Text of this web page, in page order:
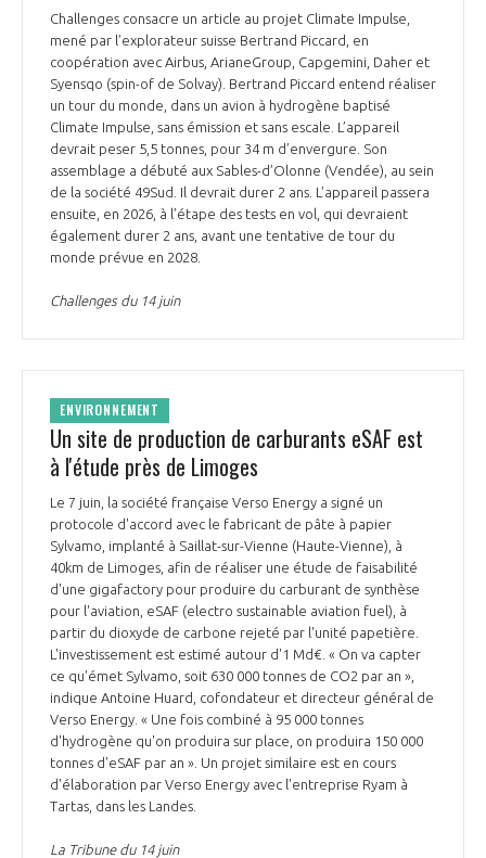
Challenges consacre un article au projet Climate Impulse,
mené par l’explorateur suisse Bertrand Piccard, en
coopération avec Airbus, ArianeGroup, Capgemini, Daher et
Syensqo (spin-of de Solvay). Bertrand Piccard entend réaliser
un tour du monde, dans un avion à hydrogène baptisé
Climate Impulse, sans émission et sans escale. L’appareil
devrait peser 5,5 tonnes, pour 34 m d’envergure. Son
assemblage a débuté aux Sables-d’Olonne (Vendée), au sein
de la société 49Sud. Il devrait durer 2 ans. L’appareil passera
ensuite, en 2026, à l’étape des tests en vol, qui devraient
également durer 2 ans, avant une tentative de tour du
monde prévue en 2028.
Challenges du 14 juin
ENVIRONNEMENT
Un site de production de carburants eSAF est
à l'étude près de Limoges
Le 7 juin, la société française Verso Energy a signé un
protocole d'accord avec le fabricant de pâte à papier
Sylvamo, implanté à Saillat-sur-Vienne (Haute-Vienne), à
40km de Limoges, afin de réaliser une étude de faisabilité
d'une gigafactory pour produire du carburant de synthèse
pour l'aviation, eSAF (electro sustainable aviation fuel), à
partir du dioxyde de carbone rejeté par l'unité papetière.
L'investissement est estimé autour d'1 Md€. « On va capter
ce qu'émet Sylvamo, soit 630 000 tonnes de CO2 par an »,
indique Antoine Huard, cofondateur et directeur général de
Verso Energy. « Une fois combiné à 95 000 tonnes
d'hydrogène qu'on produira sur place, on produira 150 000
tonnes d'eSAF par an ». Un projet similaire est en cours
d'élaboration par Verso Energy avec l'entreprise Ryam à
Tartas, dans les Landes.
La Tribune du 14 juin